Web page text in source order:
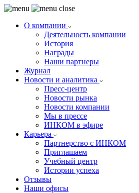
О компании
Деятельность компании
История
Награды
Наши партнеры
Журнал
Новости и аналитика
Пресс-центр
Новости рынка
Новости компании
Мы в прессе
ИНКОМ в эфире
Карьера
Партнерство с ИНКОМ
Приглашаем
Учебный центр
Истории успеха
Отзывы
Наши офисы